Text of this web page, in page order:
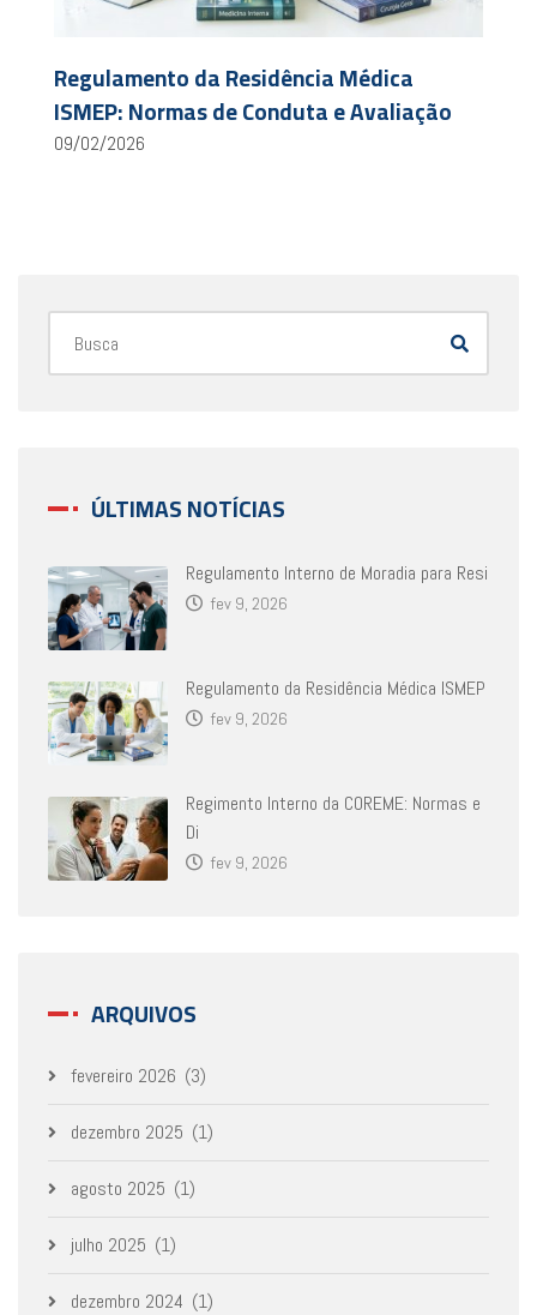
Regulamento da Residência Médica
ISMEP: Normas de Conduta e Avaliação
09/02/2026
ÚLTIMAS NOTÍCIAS
Regulamento Interno de Moradia para Resi
fev 9, 2026
Regulamento da Residência Médica ISMEP
fev 9, 2026
Regimento Interno da COREME: Normas e
Di
fev 9, 2026
ARQUIVOS
fevereiro 2026 (3)
dezembro 2025 (1)
agosto 2025 (1)
julho 2025 (1)
dezembro 2024 (1)